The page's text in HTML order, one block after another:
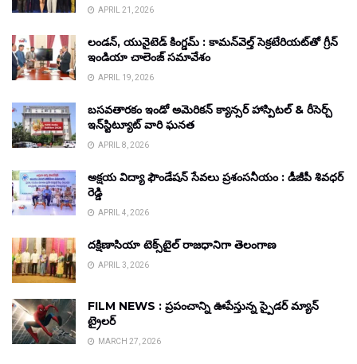
APRIL 21, 2026
లండన్, యునైటెడ్ కింగ్డమ్ : కామన్‌వెల్త్ సెక్రటేరియట్‌తో గ్రీన్
ఇండియా చాలెంజ్ సమావేశం
APRIL 19, 2026
బసవతారకం ఇండో అమెరికన్ క్యాన్సర్ హాస్పిటల్ & రీసెర్చ్
ఇన్‌స్టిట్యూట్ వారి ఘనత
APRIL 8, 2026
అక్షయ విద్యా ఫౌండేషన్ సేవలు ప్రశంసనీయం : డీజీపీ శివధర్
రెడ్డి
APRIL 4, 2026
దక్షిణాసియా టెక్స్‌టైల్ రాజధానిగా తెలంగాణ
APRIL 3, 2026
FILM NEWS : ప్రపంచాన్ని ఊపేస్తున్న స్పైడర్ మ్యాన్
ట్రైలర్
MARCH 27, 2026